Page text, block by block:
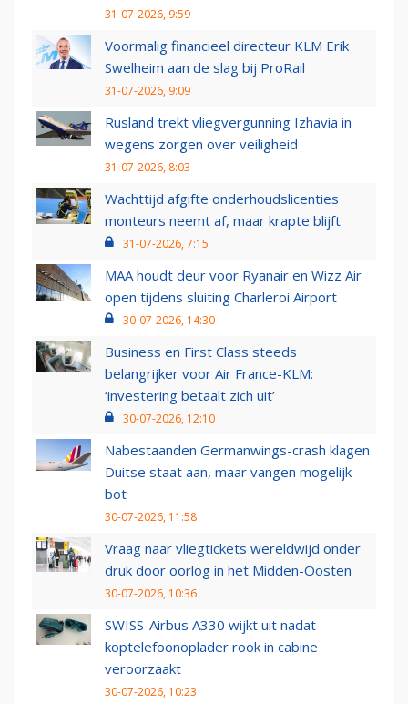
31-07-2026, 9:59
Voormalig financieel directeur KLM Erik
Swelheim aan de slag bij ProRail
31-07-2026, 9:09
Rusland trekt vliegvergunning Izhavia in
wegens zorgen over veiligheid
31-07-2026, 8:03
Wachttijd afgifte onderhoudslicenties
monteurs neemt af, maar krapte blijft
31-07-2026, 7:15
MAA houdt deur voor Ryanair en Wizz Air
open tijdens sluiting Charleroi Airport
30-07-2026, 14:30
Business en First Class steeds
belangrijker voor Air France-KLM:
‘investering betaalt zich uit’
30-07-2026, 12:10
Nabestaanden Germanwings-crash klagen
Duitse staat aan, maar vangen mogelijk
bot
30-07-2026, 11:58
Vraag naar vliegtickets wereldwijd onder
druk door oorlog in het Midden-Oosten
30-07-2026, 10:36
SWISS-Airbus A330 wijkt uit nadat
koptelefoonoplader rook in cabine
veroorzaakt
30-07-2026, 10:23